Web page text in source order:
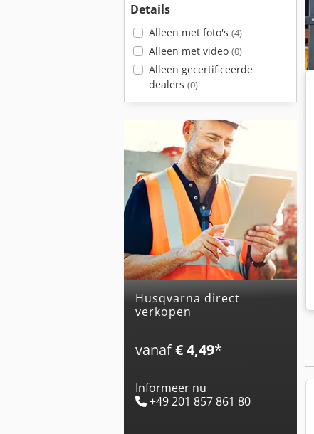
Details
Alleen met foto's (4)
Alleen met video (0)
Alleen gecertificeerde
dealers (0)
husqvarna direct
verkopen
vanaf€ 4,49*
Informeer nu
+49 201 857 861 80